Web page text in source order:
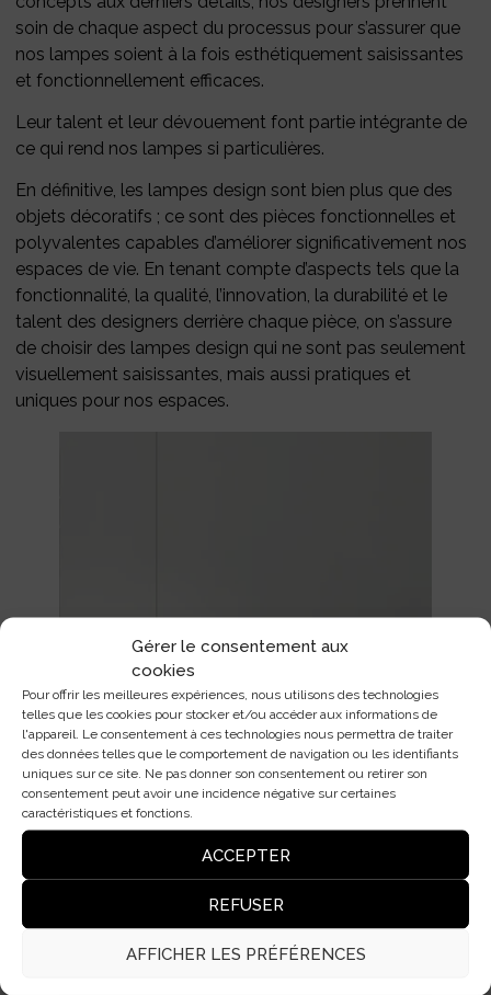
Gérer le consentement aux
cookies
Pour offrir les meilleures expériences, nous utilisons des technologies
telles que les cookies pour stocker et/ou accéder aux informations de
l'appareil. Le consentement à ces technologies nous permettra de traiter
des données telles que le comportement de navigation ou les identifiants
uniques sur ce site. Ne pas donner son consentement ou retirer son
consentement peut avoir une incidence négative sur certaines
caractéristiques et fonctions.
ACCEPTER
REFUSER
AFFICHER LES PRÉFÉRENCES
soin de chaque aspect du processus pour s’assurer que
nos lampes soient à la fois esthétiquement saisissantes
et fonctionnellement efficaces.
Leur talent et leur dévouement font partie intégrante de
ce qui rend nos lampes si particulières.
En définitive, les lampes design sont bien plus que des
objets décoratifs ; ce sont des pièces fonctionnelles et
polyvalentes capables d’améliorer significativement nos
espaces de vie. En tenant compte d’aspects tels que la
fonctionnalité, la qualité, l’innovation, la durabilité et le
talent des designers derrière chaque pièce, on s’assure
de choisir des lampes design qui ne sont pas seulement
visuellement saisissantes, mais aussi pratiques et
uniques pour nos espaces.